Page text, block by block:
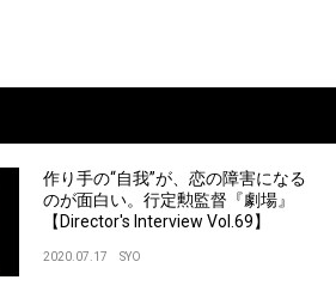
作り手の“自我”が、恋の障害になる
のが面白い。行定勲監督『劇場』
【Director's Interview Vol.69】
2020.07.17 SYO